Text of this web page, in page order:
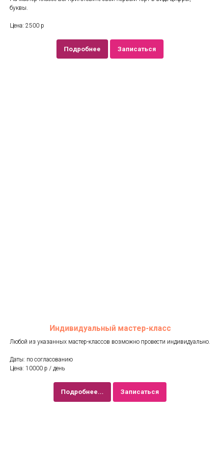
буквы.
Цена: 2500 р
Подробнее Записаться
Индивидуальный мастер-класс
Любой из указанных мастер-классов возможно провести индивидуально.
Даты: по согласованию
Цена: 10000 р / день
Подробнее... Записаться